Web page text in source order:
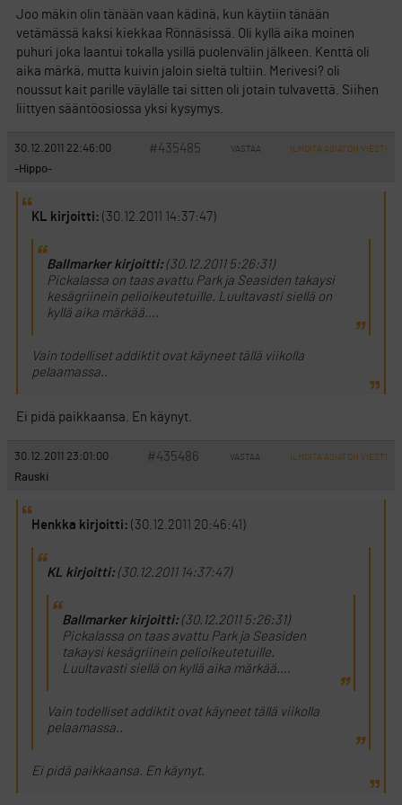
Joo mäkin olin tänään vaan kädinä, kun käytiin tänään
vetämässä kaksi kiekkaa Rönnäsissä. Oli kyllä aika moinen
puhuri joka laantui tokalla ysillä puolenvälin jälkeen. Kenttä oli
aika märkä, mutta kuivin jaloin sieltä tultiin. Merivesi? oli
noussut kait parille väylälle tai sitten oli jotain tulvavettä. Siihen
liittyen sääntöosiossa yksi kysymys.
30.12.2011 22:46:00 #435485 VASTAA ILMOITA ASIATON VIESTI
-Hippo-
KL kirjoitti: (30.12.2011 14:37:47)
Ballmarker kirjoitti:(30.12.2011 5:26:31)
Pickalassa on taas avattu Park ja Seasiden takaysi
kesägriinein pelioikeutetuille. Luultavasti siellä on
kyllä aika märkää….
Vain todelliset addiktit ovat käyneet tällä viikolla
pelaamassa..
Ei pidä paikkaansa. En käynyt.
30.12.2011 23:01:00 #435486 VASTAA ILMOITA ASIATON VIESTI
Rauski
Henkka kirjoitti: (30.12.2011 20:46:41)
KL kirjoitti:(30.12.2011 14:37:47)
Ballmarker kirjoitti:(30.12.2011 5:26:31)
Pickalassa on taas avattu Park ja Seasiden
takaysi kesägriinein pelioikeutetuille.
Luultavasti siellä on kyllä aika märkää….
Vain todelliset addiktit ovat käyneet tällä viikolla
pelaamassa..
Ei pidä paikkaansa. En käynyt.